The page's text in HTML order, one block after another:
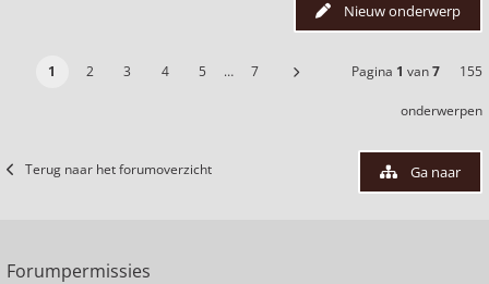
Nieuw onderwerp
1 2 3 4 5 … 7 Pagina 1 van7 155
onderwerpen
Terug naar het forumoverzicht Ga naar
Forumpermissies